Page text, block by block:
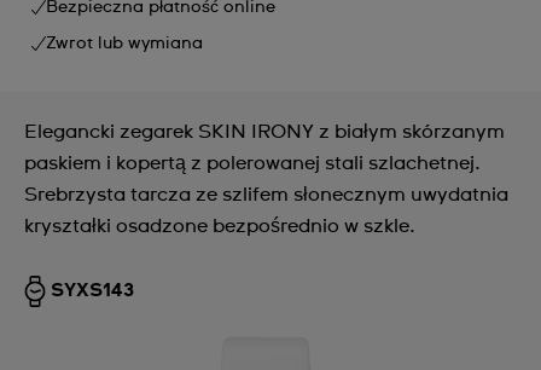
Bezpieczna płatność online
Zwrot lub wymiana
Elegancki zegarek SKIN IRONY z białym skórzanym
paskiem i kopertą z polerowanej stali szlachetnej.
Srebrzysta tarcza ze szlifem słonecznym uwydatnia
kryształki osadzone bezpośrednio w szkle.
SYXS143